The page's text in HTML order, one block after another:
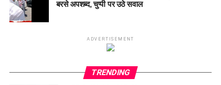
बरसे अपशब्द, चुप्पी पर उठे सवाल
ADVERTISEMENT
TRENDING